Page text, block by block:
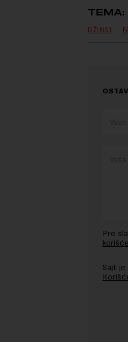
TEMA:
DŽINSI
Pre
Sajt je